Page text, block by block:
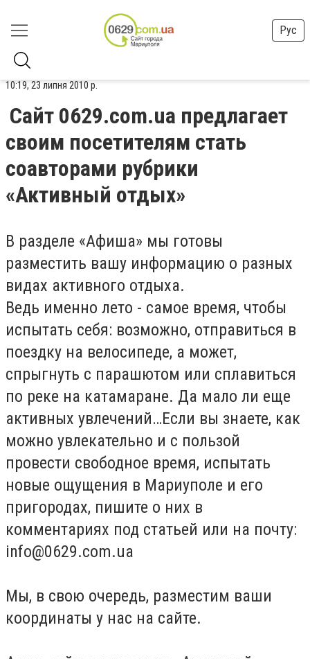
Рус
10:19, 23 липня 2010 р.
Сайт 0629.com.ua предлагает
своим посетителям стать
соавторами рубрики
«Активный отдых»
В разделе «Афиша» мы готовы
разместить вашу информацию о разных
видах активного отдыха.
Ведь именно лето - самое время, чтобы
испытать себя: возможно, отправиться в
поездку на велосипеде, а может,
спрыгнуть с парашютом или сплавиться
по реке на катамаране. Да мало ли еще
активных увлечений…Если вы знаете, как
можно увлекательно и с пользой
провести свободное время, испытать
новые ощущения в Мариуполе и его
пригородах, пишите о них в
комментариях под статьей или на почту:
info@0629.com.ua
Мы, в свою очередь, разместим ваши
координаты у нас на сайте.